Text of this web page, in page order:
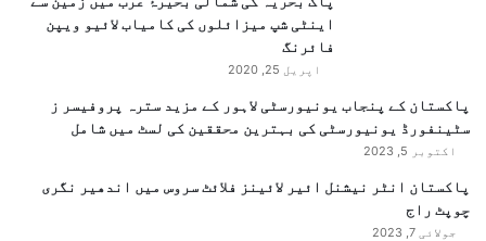
اینٹی شپ میزائلوں کی کامیاب لائیو ویپن
فائرنگ
اپریل 25, 2020
پاکستان کے پنجاب یونیورسٹی لاہور کے مزید سترہ پروفیسر ز
سٹینفورڈ یونیورسٹی کی بہترین محققین کی لسٹ میں شامل
اکتوبر 5, 2023
پاکستان انٹر نیشنل ائیر لائینز فلائٹ سروس میں اندھیر نگری
چوپٹ راج
جولائی 7, 2023